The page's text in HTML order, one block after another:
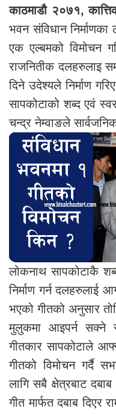
काठमाडौ २०७१,
भवन संविधान
एक एल्बमको विमोचन
राजनितीक दलहरुलाइ
दिने उदेश्यले निर्माण
सापकोटाको शब्द एवं
चन्द्र नेम्वाङले
लोकनाथ सापकोटाकै
निर्माण गर्न दलहरुलाई
भएको गीतको अनुसार
मुलुकमा आइपर्न सक्ने
गीतकार सापकोटाले
गीतको विमोचन गर्दै
लागि सबै क्षेत्रबाट
गीत मार्फत दबाब दिएर